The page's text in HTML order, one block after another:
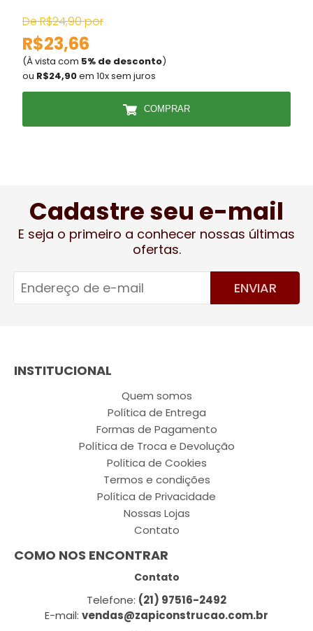
De R$24,90 por
R$23,66
(À vista com 5% de desconto)
ou R$24,90em 10x sem juros
COMPRAR
Cadastre seu e-mail
E seja o primeiro a conhecer nossas últimas
ofertas.
ENVIAR
INSTITUCIONAL
Quem somos
Política de Entrega
Formas de Pagamento
Política de Troca e Devolução
Política de Cookies
Termos e condições
Política de Privacidade
Nossas Lojas
Contato
COMO NOS ENCONTRAR
Contato
Telefone: (21) 97516-2492
E-mail: vendas@zapiconstrucao.com.br